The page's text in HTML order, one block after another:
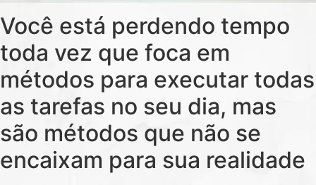
Você está perdendo tempo
toda vez que foca em
métodos para executar todas
as tarefas no seu dia, mas
são métodos que não se
encaixam para sua realidade